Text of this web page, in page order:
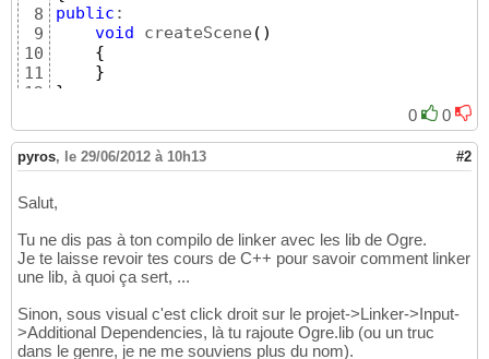
24
25
26
27
}
return
8
9
10
11
12
14
public :
void
createScene ( )
{
}
}
#endif // PREMIEREAPPLICATION_H
0 0
pyros, le 29/06/2012 à 10h13 #2
Salut,
Tu ne dis pas à ton compilo de linker avec les lib de Ogre.
Je te laisse revoir tes cours de C++ pour savoir comment linker
une lib, à quoi ça sert, ...
Sinon, sous visual c'est click droit sur le projet->Linker->Input-
>Additional Dependencies, là tu rajoute Ogre.lib (ou un truc
dans le genre, je ne me souviens plus du nom).